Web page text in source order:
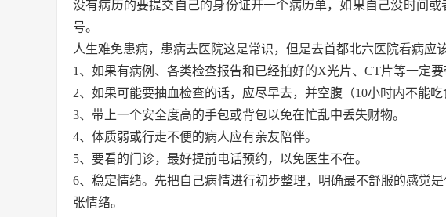
没有病历的要提交自己的身份证开一个病历单，如果自己没时间
号。
人生难免患病，患病去医院这是常识，但是去首都北六医院看病应
1、如果有病例、各类检查报告和已经拍好的X光片、CT片等一定要
2、如果可能要抽血检查的话，应尽早去，并空腹（10小时内不能吃
3、带上一个安全度高的手包或背包以免在忙乱中丢失财物。
4、体质弱或行走不便的病人应有亲友陪伴。
5、要看的门诊，最好提前电话预约，以免医生不在。
6、稳定情绪。先把自己病情进行初步整理，明确最不舒服的感觉
张情绪。